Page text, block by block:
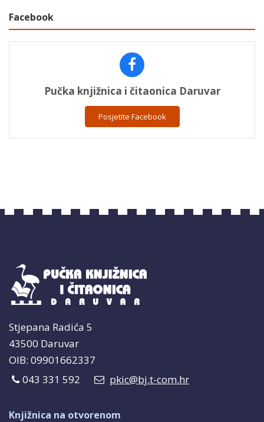
Facebook
Pučka knjižnica i čitaonica Daruvar
Posjetite Facebook
Stjepana Radića 5
43500 Daruvar
OIB: 09901662337
043 331 592
pkic@bj.t-com.hr
Knjižnica na otvorenom